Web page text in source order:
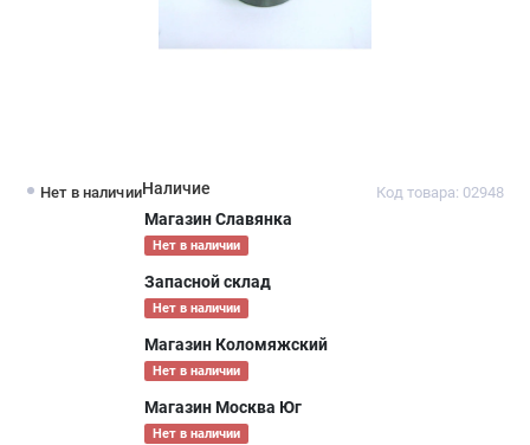
Нет в наличии Код товара: 02948
Наличие
Магазин Славянка
Нет в наличии
Запасной склад
Нет в наличии
Магазин Коломяжский
Нет в наличии
Магазин Москва Юг
Нет в наличии